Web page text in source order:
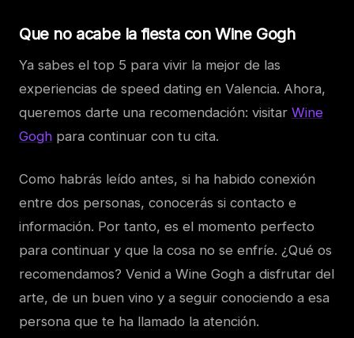
Que no acabe la fiesta con Wine Gogh
Ya sabes el top 5 para vivir la mejor de las
experiencias de speed dating en Valencia. Ahora,
queremos darte una recomendación: visitar Wine
Gogh para continuar con tu cita.
Como habrás leído antes, si ha habido conexión
entre dos personas, conocerás si contacto e
información. Por tanto, es el momento perfecto
para continuar y que la cosa no se enfríe. ¿Qué os
recomendamos? Venid a Wine Gogh a disfrutar del
arte, de un buen vino y a seguir conociendo a esa
persona que te ha llamado la atención.